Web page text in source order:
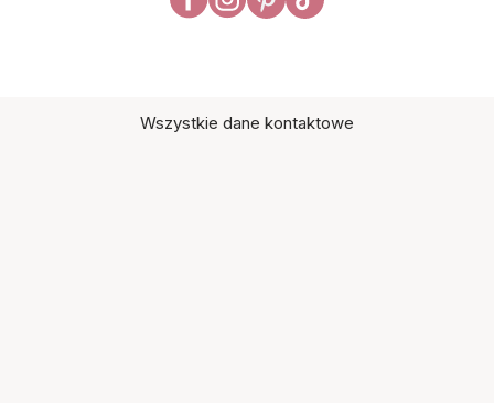
Wszystkie dane kontaktowe